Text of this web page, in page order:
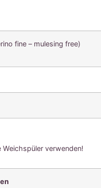
fine – mulesing free)
verwenden!